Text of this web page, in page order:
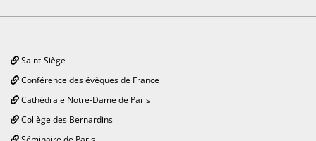
Saint-Siège
Conférence des évêques de France
Cathédrale Notre-Dame de Paris
Collège des Bernardins